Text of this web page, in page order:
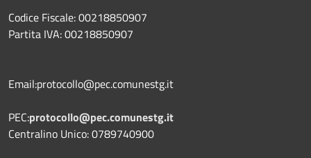
Codice Fiscale: 00218850907
Partita IVA: 00218850907
Email:protocollo@pec.comunestg.it
PEC:protocollo@pec.comunestg.it
Centralino Unico: 0789740900